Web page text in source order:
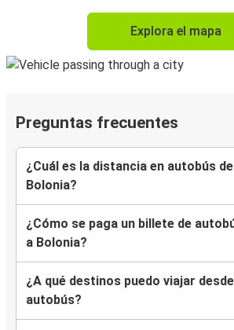
Explora el mapa
Preguntas frecuentes
¿Cuál es la distancia en autobús
Bolonia?
¿Cómo se paga un billete de
a Bolonia?
¿A qué destinos puedo viajar
autobús?